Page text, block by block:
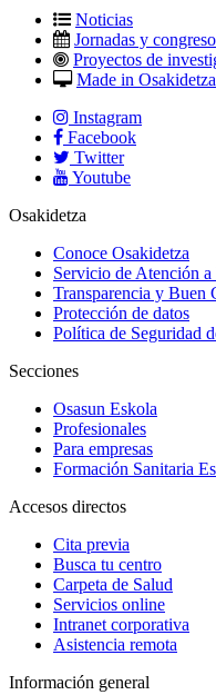
Noticias
Jornadas y
Proyectos de
Made in Osakidetza
Instagram
Facebook
Twitter
Youtube
Osakidetza
Conoce Osakidetza
Servicio de Atención
Transparencia y Buen
Protección de datos
Política de Seguridad
Secciones
Osasun Eskola
Profesionales
Para empresas
Formación Sanitaria
Accesos directos
Cita previa
Busca tu centro
Carpeta de Salud
Servicios online
Intranet corporativa
Asistencia remota
Información general